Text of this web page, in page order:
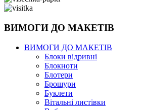
ВИМОГИ ДО МАКЕТІВ
ВИМОГИ ДО МАКЕТІВ
Блоки відривні
Блокноти
Блотери
Брошури
Буклети
Вітальні листівки